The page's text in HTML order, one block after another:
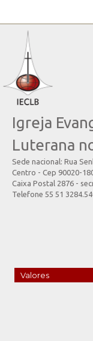
Igreja
Luterana
Sede nacional: Rua
Centro - Cep 90020-
Caixa Postal 2876 -
Telefone 55 51
Valores